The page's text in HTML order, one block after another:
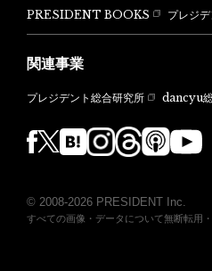
PRESIDENT BOOKS
プレジ
関連事業
プレジデント総合研究所 dancyu
© 2008-2026 PRESIDENT Inc.
すべての画像・データについて無断転用